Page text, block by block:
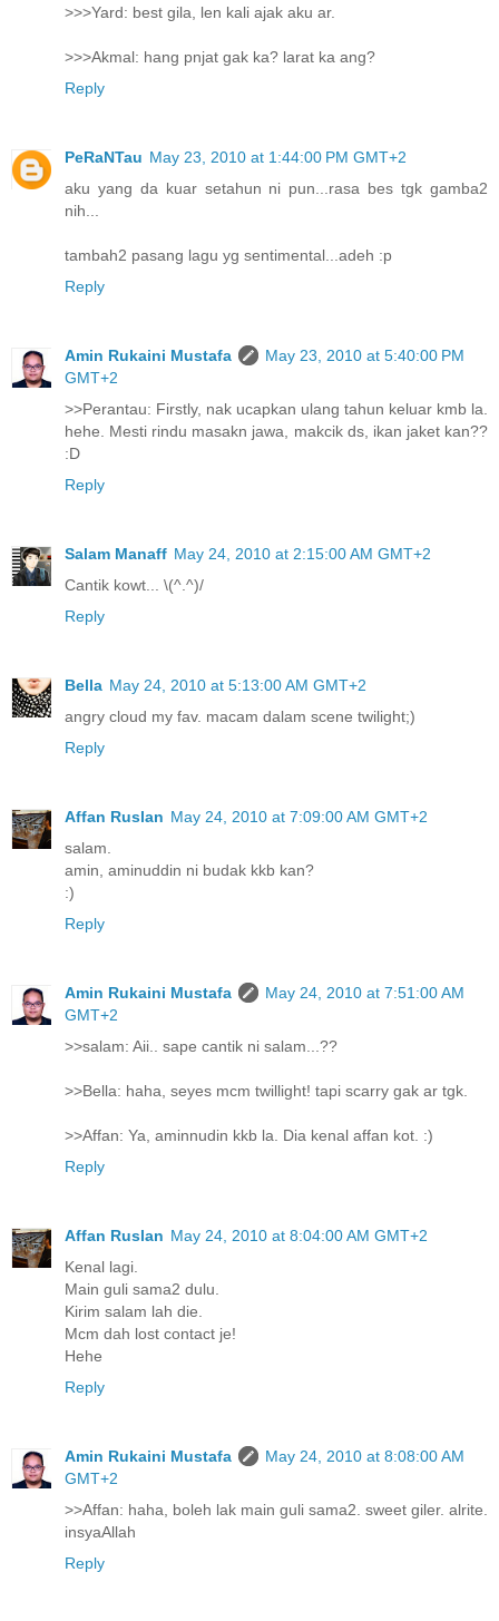
>>>Yard: best gila, len kali ajak aku ar.
>>>Akmal: hang pnjat gak ka? larat ka ang?
Reply
PeRaNTau May 23, 2010 at 1:44:00 PM GMT+2
aku yang da kuar setahun ni pun...rasa bes tgk gamba2
nih...
tambah2 pasang lagu yg sentimental...adeh :p
Reply
Amin Rukaini Mustafa
May 23, 2010 at 5:40:00 PM
GMT+2
>>Perantau: Firstly, nak ucapkan ulang tahun keluar kmb la.
hehe. Mesti rindu masakn jawa, makcik ds, ikan jaket kan??
:D
Reply
Salam Manaff May 24, 2010 at 2:15:00 AM GMT+2
Cantik kowt... \(^.^)/
Reply
Bella May 24, 2010 at 5:13:00 AM GMT+2
angry cloud my fav. macam dalam scene twilight;)
Reply
Affan Ruslan May 24, 2010 at 7:09:00 AM GMT+2
salam.
amin, aminuddin ni budak kkb kan?
:)
Reply
Amin Rukaini Mustafa
May 24, 2010 at 7:51:00 AM
GMT+2
>>salam: Aii.. sape cantik ni salam...??
>>Bella: haha, seyes mcm twillight! tapi scarry gak ar tgk.
>>Affan: Ya, aminnudin kkb la. Dia kenal affan kot. :)
Reply
Affan Ruslan May 24, 2010 at 8:04:00 AM GMT+2
Kenal lagi.
Main guli sama2 dulu.
Kirim salam lah die.
Mcm dah lost contact je!
Hehe
Reply
Amin Rukaini Mustafa
May 24, 2010 at 8:08:00 AM
GMT+2
>>Affan: haha, boleh lak main guli sama2. sweet giler. alrite.
insyaAllah
Reply